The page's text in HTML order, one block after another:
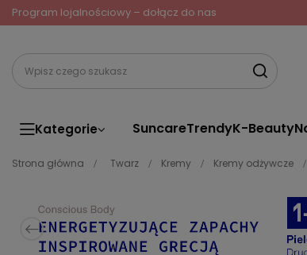
Program lojalnościowy – dołącz do nas
Kategorie SuncareTrendyK-Beauty
Strona główna Twarz Kremy Kremy odżywcze